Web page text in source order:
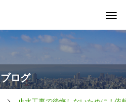
ブログ